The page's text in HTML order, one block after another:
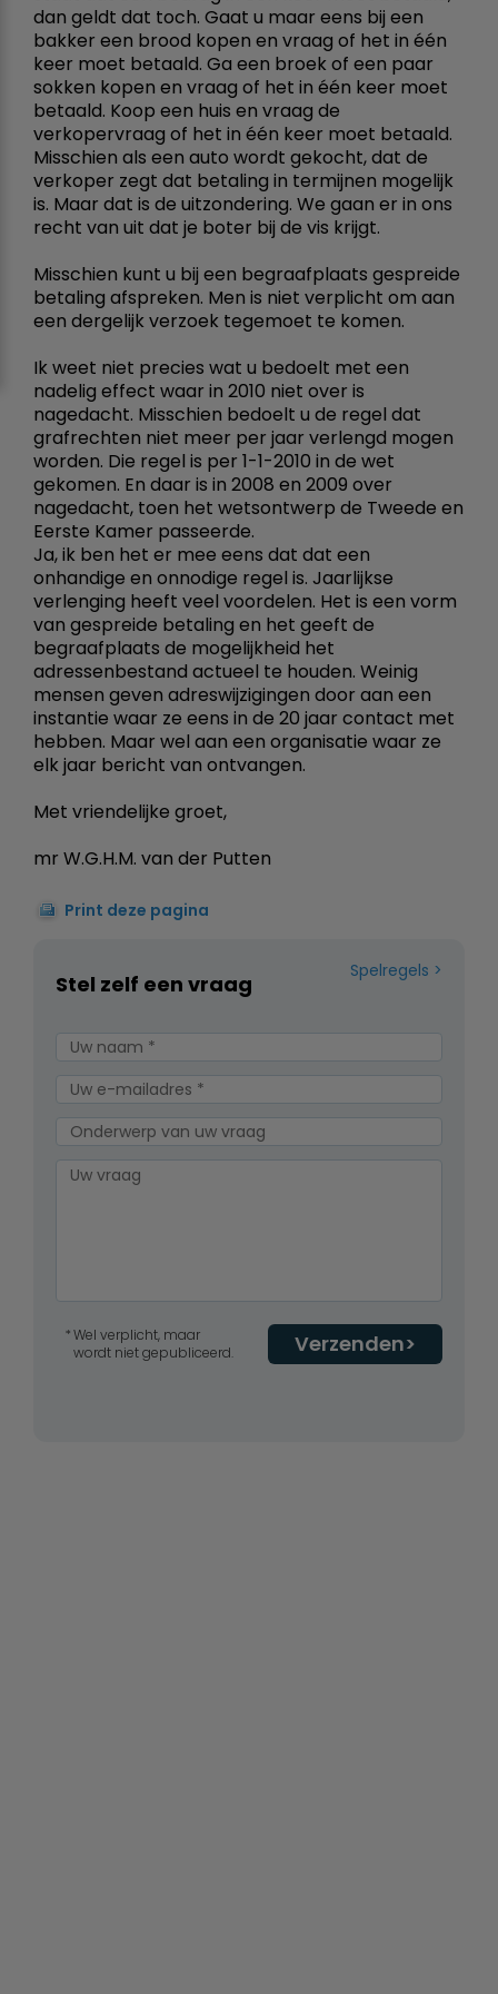
dan geldt dat toch. Gaat u maar eens bij een
bakker een brood kopen en vraag of het in één
keer moet betaald. Ga een broek of een paar
sokken kopen en vraag of het in één keer moet
betaald. Koop een huis en vraag de
verkopervraag of het in één keer moet betaald.
Misschien als een auto wordt gekocht, dat de
verkoper zegt dat betaling in termijnen mogelijk
is. Maar dat is de uitzondering. We gaan er in ons
recht van uit dat je boter bij de vis krijgt.
Misschien kunt u bij een begraafplaats gespreide
betaling afspreken. Men is niet verplicht om aan
een dergelijk verzoek tegemoet te komen.
Ik weet niet precies wat u bedoelt met een
nadelig effect waar in 2010 niet over is
nagedacht. Misschien bedoelt u de regel dat
grafrechten niet meer per jaar verlengd mogen
worden. Die regel is per 1-1-2010 in de wet
gekomen. En daar is in 2008 en 2009 over
nagedacht, toen het wetsontwerp de Tweede en
Eerste Kamer passeerde.
Ja, ik ben het er mee eens dat dat een
onhandige en onnodige regel is. Jaarlijkse
verlenging heeft veel voordelen. Het is een vorm
van gespreide betaling en het geeft de
begraafplaats de mogelijkheid het
adressenbestand actueel te houden. Weinig
mensen geven adreswijzigingen door aan een
instantie waar ze eens in de 20 jaar contact met
hebben. Maar wel aan een organisatie waar ze
elk jaar bericht van ontvangen.
Met vriendelijke groet,
mr W.G.H.M. van der Putten
Print deze pagina
Spelregels
Stel zelf een vraag
Verzenden
Wel verplicht, maar
wordt niet gepubliceerd.